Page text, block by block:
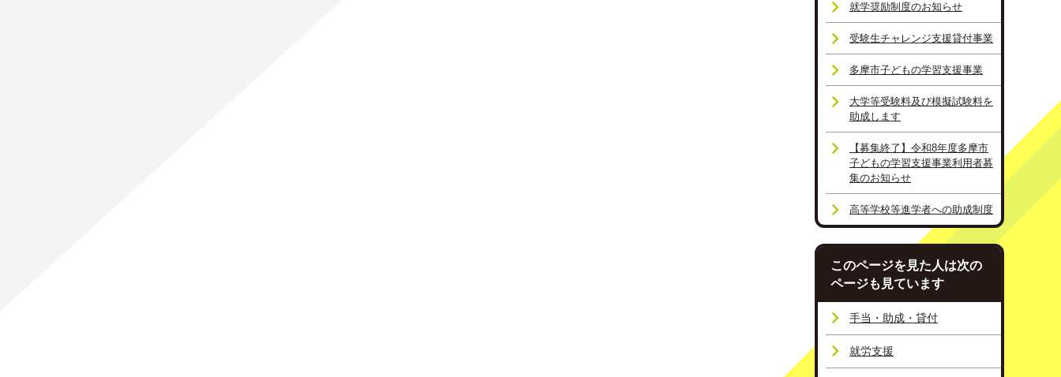
就学奨励制度のお知らせ
受験生チャレンジ支援貸付事業
多摩市子どもの学習支援事業
大学等受験料及び模擬試験料を
助成します
【募集終了】令和8年度多摩市
子どもの学習支援事業利用者募
集のお知らせ
高等学校等進学者への助成制度
このページを見た人は次の
ページも見ています
手当・助成・貸付
就労支援